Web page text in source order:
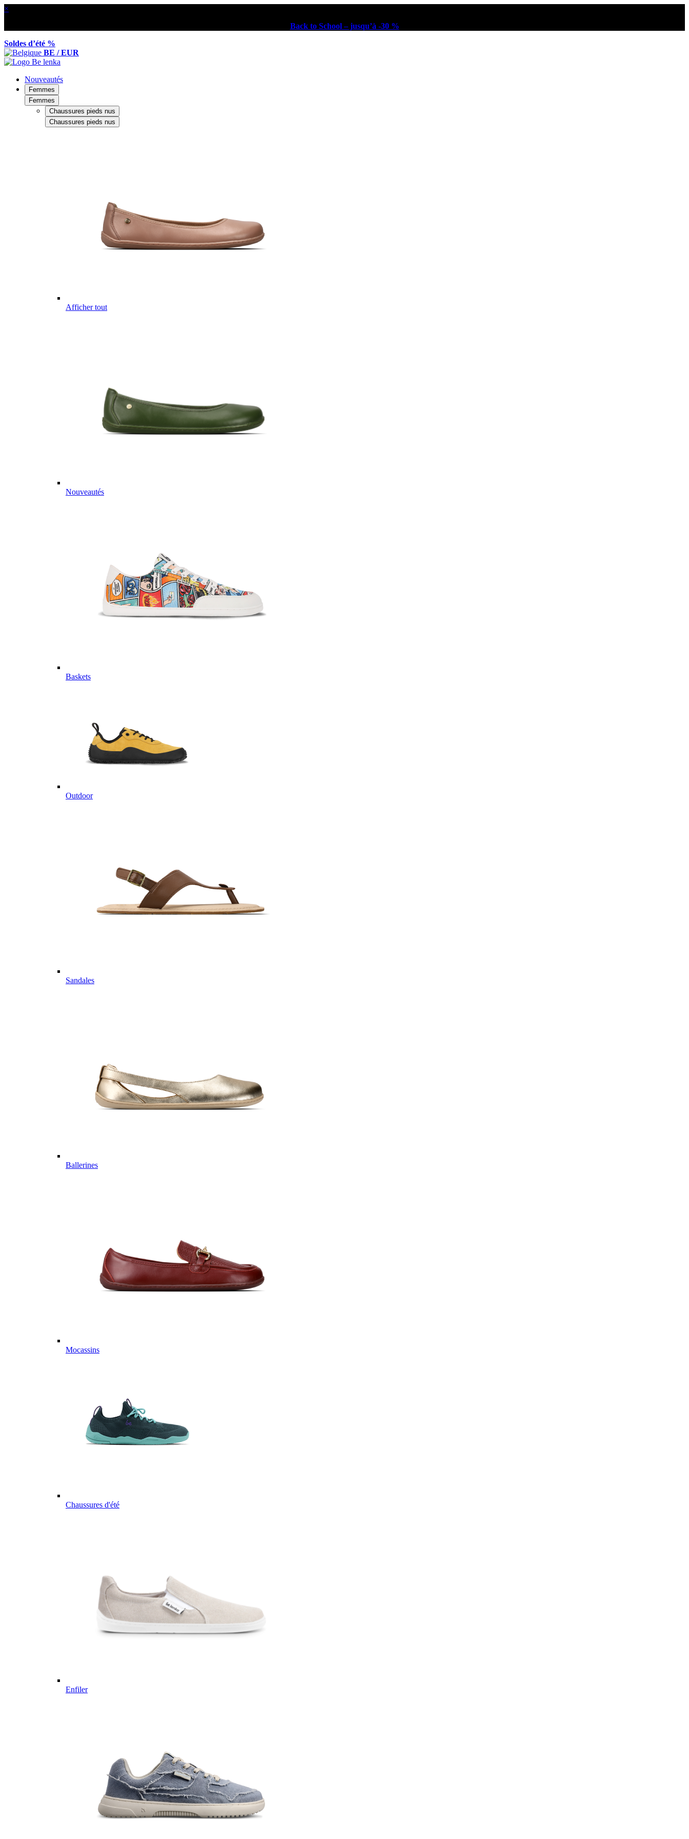
×
Back to School – jusqu’à -30 %
Soldes d’été %
BE / EUR
Nouveautés
Femmes
Femmes
Chaussures pieds nus
Chaussures pieds nus
Afficher tout
Nouveautés
Baskets
Outdoor
Sandales
Ballerines
Mocassins
Chaussures d'été
Enfiler